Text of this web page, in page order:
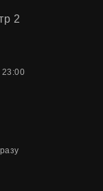
2